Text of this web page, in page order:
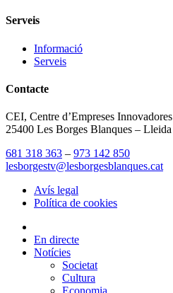
Serveis
Informació
Serveis
Contacte
CEI, Centre d’Empreses Innovadores
25400 Les Borges Blanques – Lleida
681 318 363 – 973 142 850
lesborgestv@lesborgesblanques.cat
Avís legal
Política de cookies
En directe
Notícies
Societat
Cultura